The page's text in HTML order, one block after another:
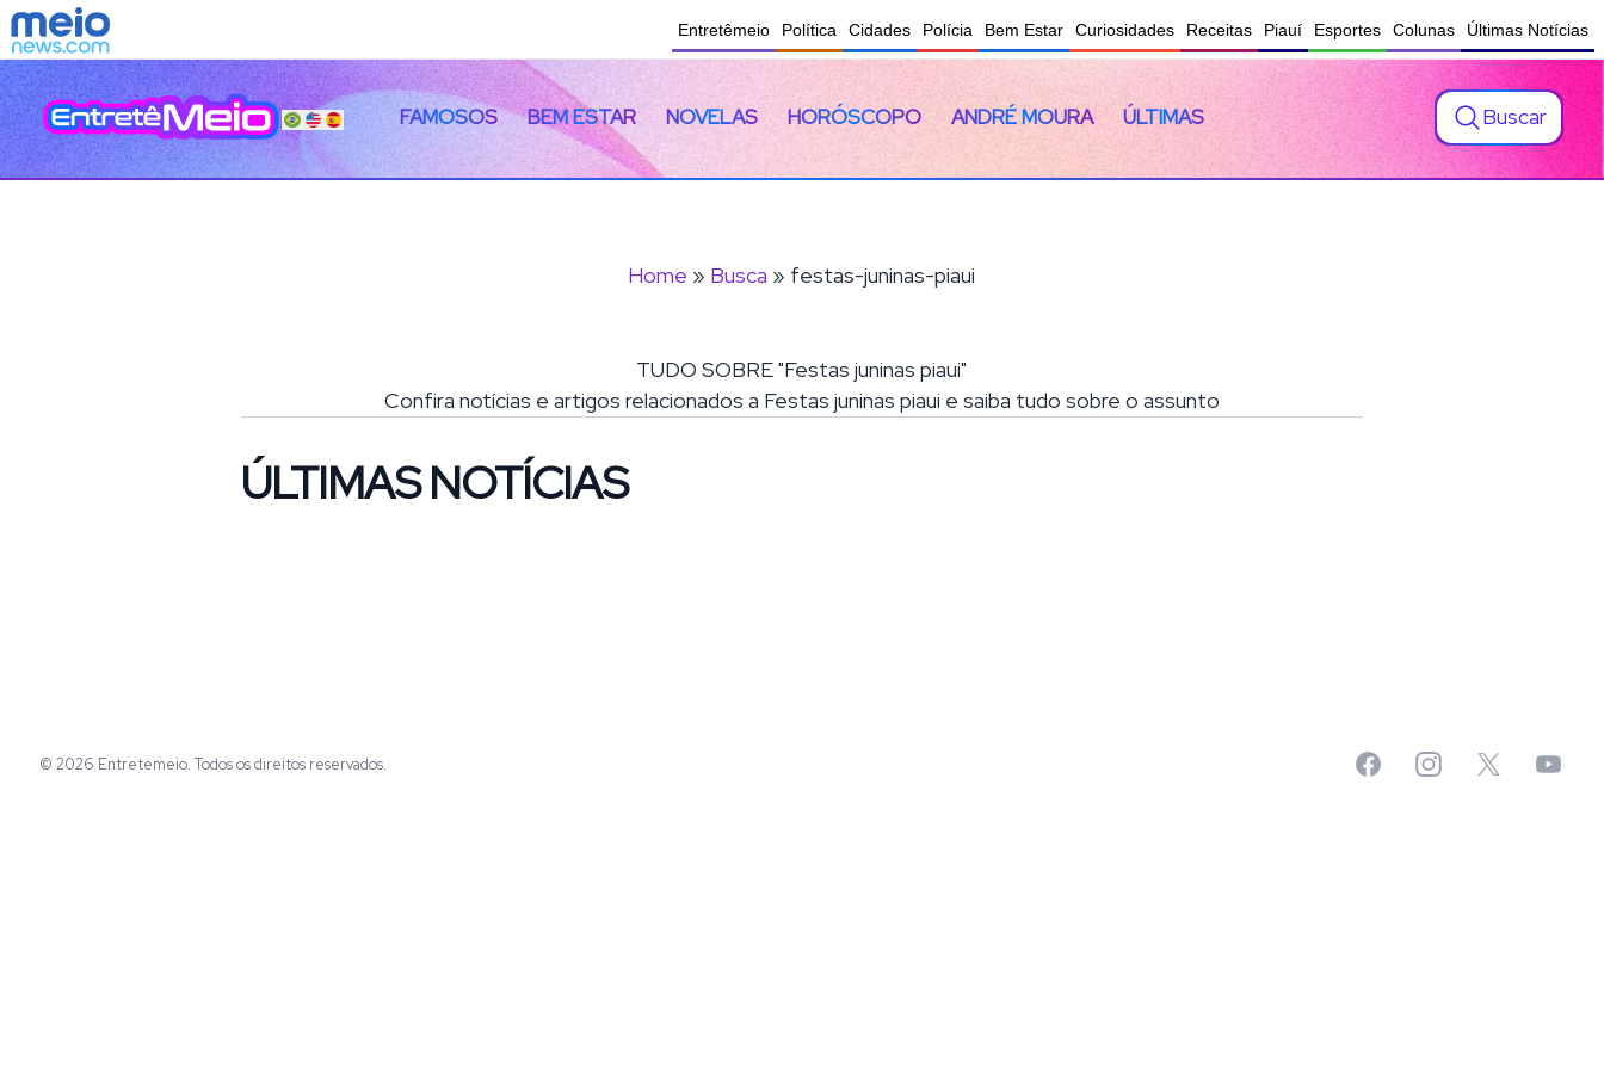
Entretêmeio Política Cidades Polícia Bem Estar Curiosidades Receitas Piauí Esportes Colunas Últimas Notícias
FAMOSOS BEM ESTAR NOVELAS HORÓSCOPO ANDRÉ MOURA ÚLTIMAS Buscar
Home » Busca » festas-juninas-piaui
TUDO SOBRE "Festas juninas piaui"
Confira notícias e artigos relacionados a Festas juninas piaui e saiba tudo sobre o assunto
ÚLTIMAS NOTÍCIAS
FacebookInstagram
X
© 2026 Entretemeio. Todos os direitos reservados.